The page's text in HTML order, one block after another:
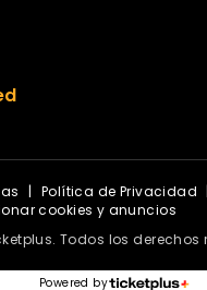
| Política de Privacidad
cookies y anuncios
Todos los derechos
Powered by